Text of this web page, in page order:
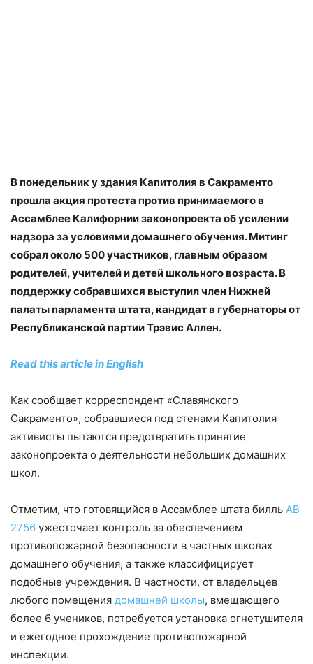
В понедельник у здания Капитолия в Сакраменто
прошла акция протеста против принимаемого в
Ассамблее Калифорнии законопроекта об усилении
надзора за условиями домашнего обучения. Митинг
собрал около 500 участников, главным образом
родителей, учителей и детей школьного возраста. В
поддержку собравшихся выступил член Нижней
палаты парламента штата, кандидат в губернаторы от
Республиканской партии Трэвис Аллен.
Read this article in English
Как сообщает корреспондент «Славянского
Сакраменто», собравшиеся под стенами Капитолия
активисты пытаются предотвратить принятие
законопроекта о деятельности небольших домашних
школ.
Отметим, что готовящийся в Ассамблее штата билль AB
2756 ужесточает контроль за обеспечением
противопожарной безопасности в частных школах
домашнего обучения, а также классифицирует
подобные учреждения. В частности, от владельцев
любого помещения домашней школы, вмещающего
более 6 учеников, потребуется установка огнетушителя
и ежегодное прохождение противопожарной
инспекции.